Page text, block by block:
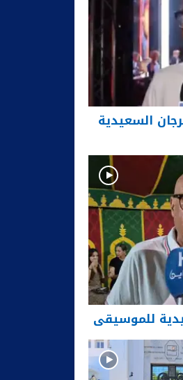
السعيدية
للموسيقى